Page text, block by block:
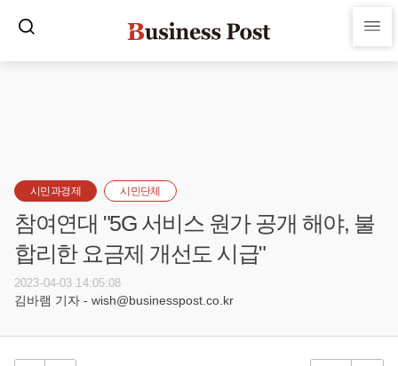
시민과경제 시민단체
참여연대 "5G 서비스 원가 공개 해야, 불
합리한 요금제 개선도 시급"
2023-04-03 14:05:08
김바램 기자 - wish@businesspost.co.kr